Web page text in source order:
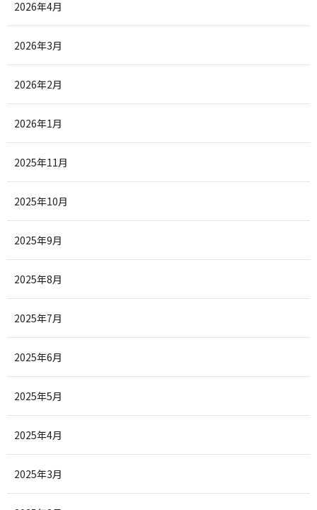
2026年4月
2026年3月
2026年2月
2026年1月
2025年11月
2025年10月
2025年9月
2025年8月
2025年7月
2025年6月
2025年5月
2025年4月
2025年3月